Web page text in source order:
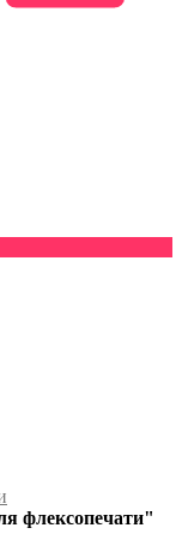
флексопечати"